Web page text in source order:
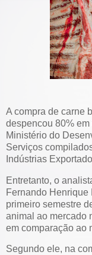
A compra de carne
despencou 80%
Ministério do
Serviços
Indústrias
Entretanto, o
Fernando Henrique
primeiro semestre
animal ao mercado
em comparação ao
Segundo ele, na